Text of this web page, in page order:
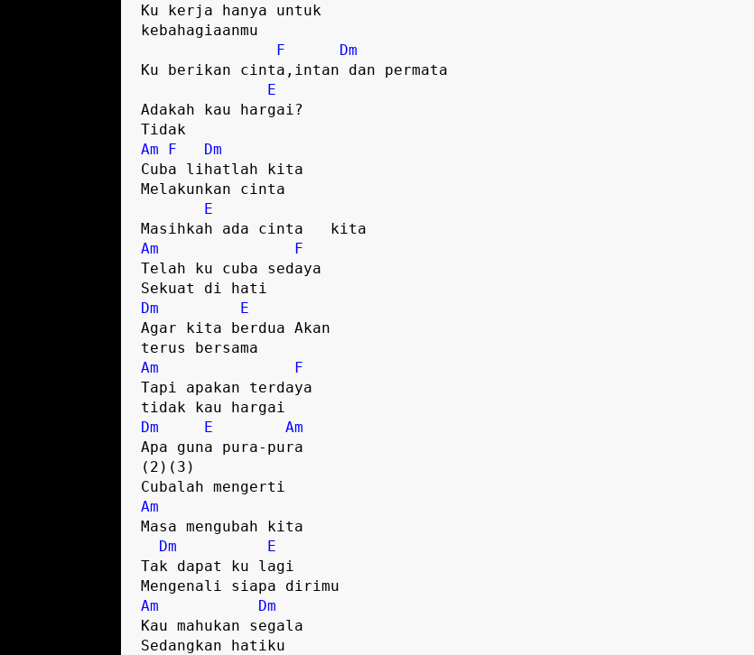
Ku kerja hanya untuk
kebahagiaanmu
F
Dm
Ku berikan cinta,intan dan permata
E
Adakah kau hargai?
Tidak
Am
F
Dm
Cuba lihatlah kita
Melakunkan cinta
E
Masihkah ada cinta   kita
Am
F
Telah ku cuba sedaya
Sekuat di hati
Dm
E
Agar kita berdua Akan
terus bersama
Am
F
Tapi apakan terdaya
tidak kau hargai
Dm
E
Am
Apa guna pura-pura
(2)(3)
Cubalah mengerti
Am
Masa mengubah kita
Dm
E
Tak dapat ku lagi
Mengenali siapa dirimu
Am
Dm
Kau mahukan segala
Sedangkan hatiku